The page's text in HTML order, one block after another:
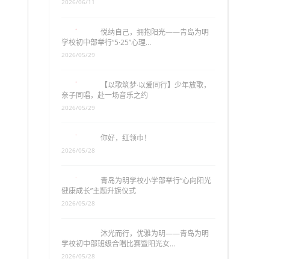
2026/06/11
悦纳自己，拥抱阳光——青岛为明
学校初中部举行“5·25”心理…
2026/05/29
【以歌筑梦·以爱同行】少年放歌，
亲子同唱，赴一场音乐之约
2026/05/29
你好，红领巾！
2026/05/28
青岛为明学校小学部举行“心向阳光
健康成长”主题升旗仪式
2026/05/28
沐光而行，优雅为明——青岛为明
学校初中部班级合唱比赛暨阳光女…
2026/05/28